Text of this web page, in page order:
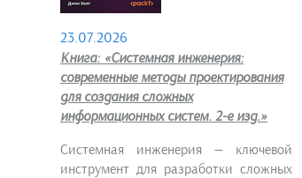
23.07.2026
Книга: «Системная инженерия:
современные методы проектирования
для создания сложных
информационных систем. 2-е изд.»
Системная инженерия — ключевой
инструмент для разработки сложных